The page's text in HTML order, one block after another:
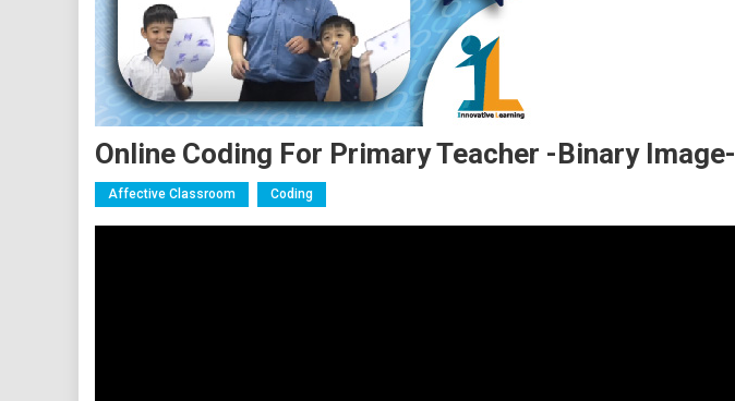
Online Coding For Primary Teacher -Binary Image-
Affective Classroom Coding